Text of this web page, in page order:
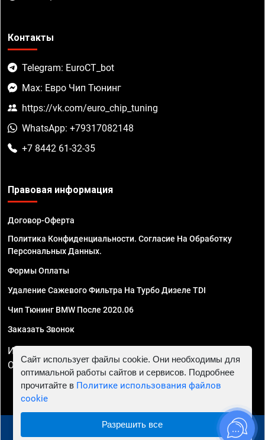
Контакты
Telegram: EuroCT_bot
Max: Евро Чип Тюнинг
https://vk.com/euro_chip_tuning
WhatsApp: +79317082148
+7 8442 61-32-35
Правовая информация
Договор-Оферта
Политика Конфиденциальности. Согласие На Обработку
Персональных Данных.
Формы Оплаты
Удаление Сажевого Фильтра На Турбо Дизеле TDI
Чип Тюнинг BMW После 2020.06
Заказать Звонок
ИП Смирнов Георгий Павлович. ИНН 781302555843,
ОГРНИП 324470400032610
© 2010 - 2026 Чип тюнинг в Волгограде - Автосервис
Сайт использует файлы cookie. Они необходимы для
оптимальной работы сайтов и сервисов. Подробнее
прочитайте в Политике использования файлов
cookie
Разрешить все